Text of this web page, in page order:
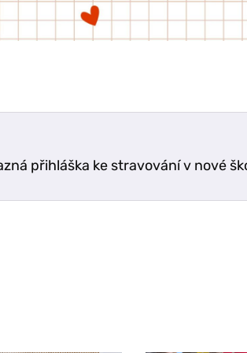
přihláška ke stravování v nové